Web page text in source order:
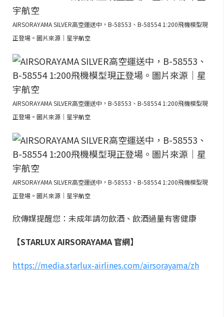
AIRSORAYAMA SILVER高空運送中，B-58553、B-58554 1:200飛機模型現
正登場。圖片來源｜星宇航空
AIRSORAYAMA SILVER高空運送中，B-58553、B-58554 1:200飛機模型現
正登場。圖片來源｜星宇航空
AIRSORAYAMA SILVER高空運送中，B-58553、B-58554 1:200飛機模型現
正登場。圖片來源｜星宇航空
欣傳媒提醒您：未成年請勿飲酒、飲酒過量有害健康
【STARLUX AIRSORAYAMA 官網】
https://media.starlux-airlines.com/airsorayama/zh